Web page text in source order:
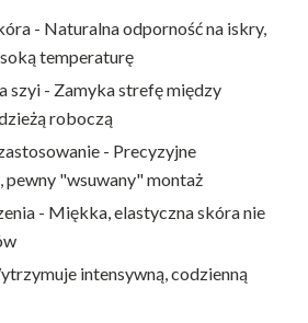
- Naturalna odporność na iskry,
temperaturę
szyi - Zamyka strefę między
roboczą
- Precyzyjne
pewny "wsuwany" montaż
- Miękka, elastyczna skóra nie
intensywną, codzienną